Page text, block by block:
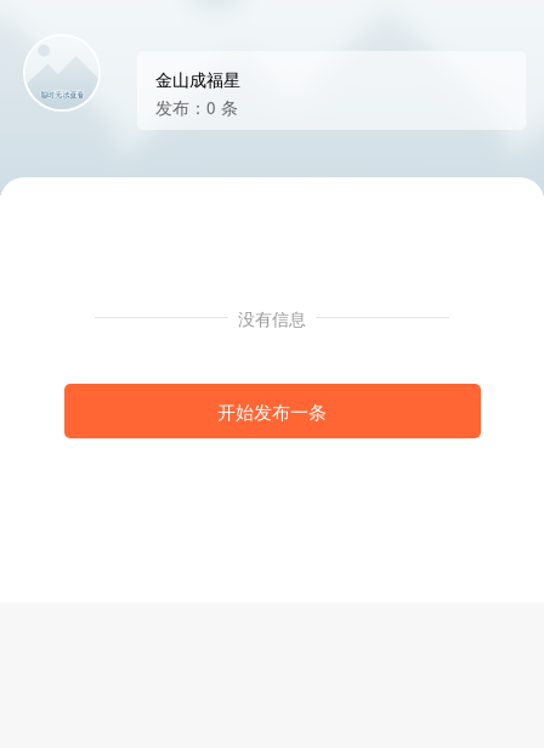
金山成福星
发布：0 条
没有信息
开始发布一条